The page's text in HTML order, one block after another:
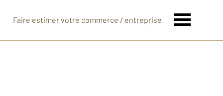
Faire estimer votre commerce / entreprise